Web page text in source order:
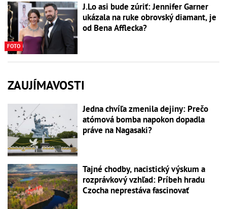
FOTO
J.Lo asi bude zúriť: Jennifer Garner
ukázala na ruke obrovský diamant, je
od Bena Afflecka?
ZAUJÍMAVOSTI
Jedna chvíľa zmenila dejiny: Prečo
atómová bomba napokon dopadla
práve na Nagasaki?
Tajné chodby, nacistický výskum a
rozprávkový vzhľad: Príbeh hradu
Czocha neprestáva fascinovať